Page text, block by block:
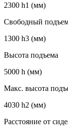
2300 h1 (мм)
Свободный
1300 h3 (мм)
Высота подъема
5000 h (мм)
Макс. высота
4030 h2 (мм)
Расстояние от